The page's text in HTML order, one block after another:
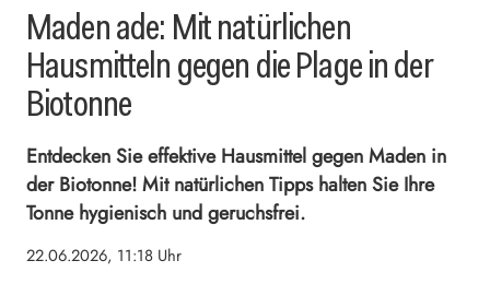
Maden ade: Mit natürlichen
Hausmitteln gegen die Plage in der
Biotonne
Entdecken Sie effektive Hausmittel gegen Maden in
der Biotonne! Mit natürlichen Tipps halten Sie Ihre
Tonne hygienisch und geruchsfrei.
22.06.2026, 11:18 Uhr